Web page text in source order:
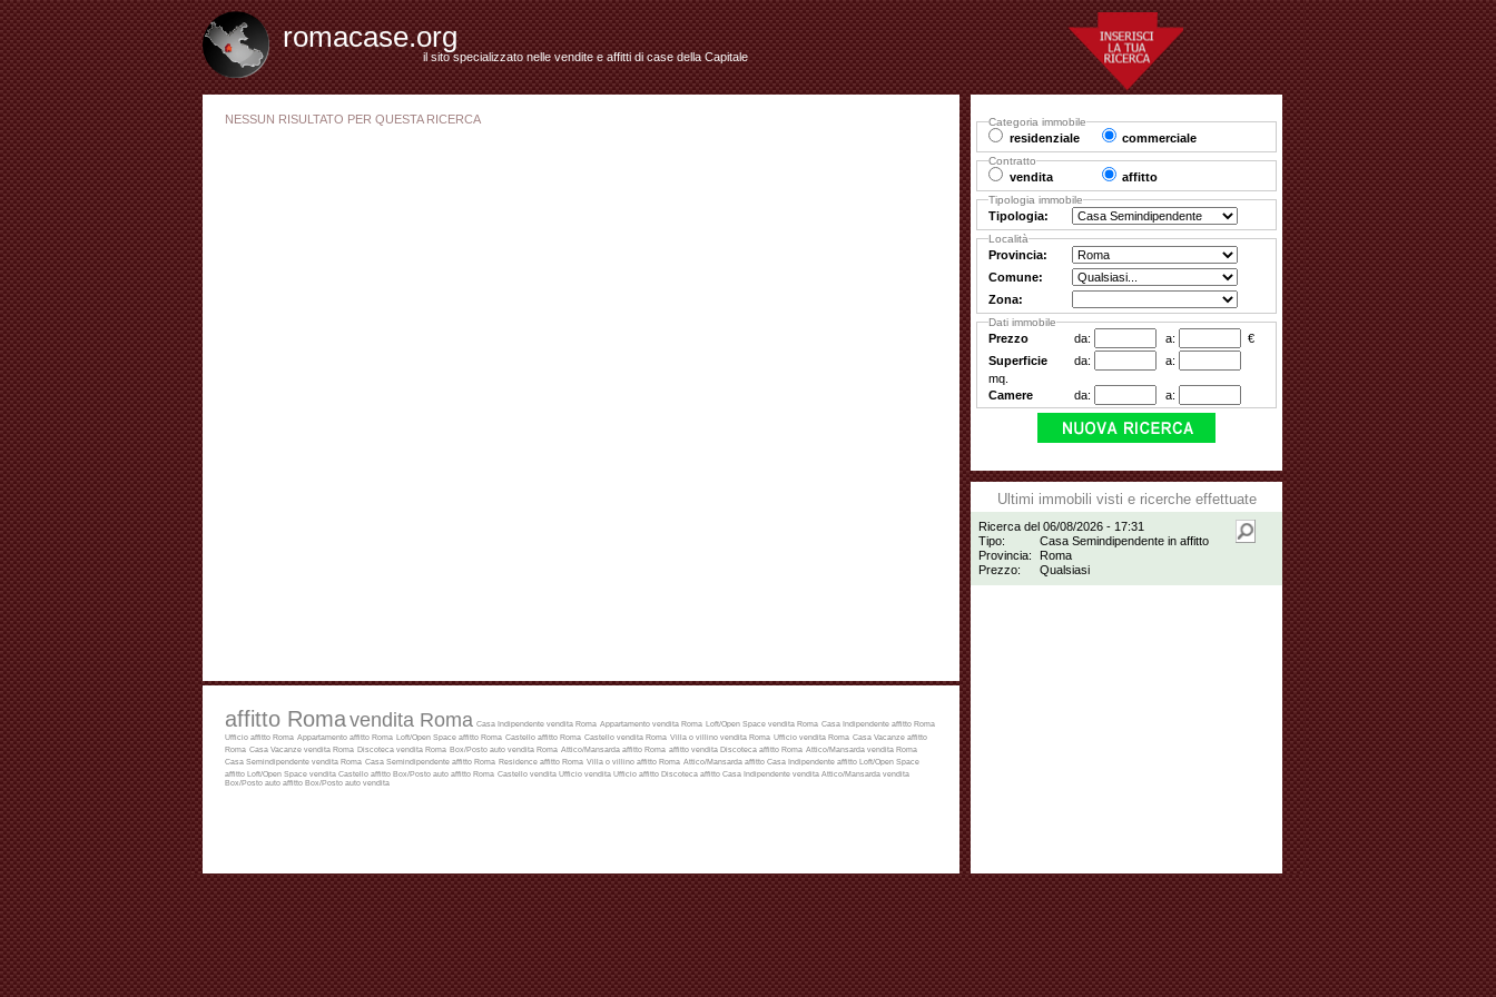
romacase.org
il sito specializzato nelle vendite e affitti di case della Capitale
NESSUN RISULTATO PER QUESTA RICERCA
affitto Romavendita Roma Casa Indipendente vendita Roma Appartamento vendita Roma Loft/Open Space vendita Roma Casa Indipendente affitto Roma
Ufficio affitto Roma Appartamento affitto Roma Loft/Open Space affitto Roma Castello affitto Roma Castello vendita Roma Villa o villino vendita Roma Ufficio vendita Roma Casa Vacanze affitto
Roma Casa Vacanze vendita Roma Discoteca vendita Roma Box/Posto auto vendita Roma Attico/Mansarda affitto Roma affitto vendita Discoteca affitto Roma Attico/Mansarda vendita Roma
Casa Semindipendente vendita Roma Casa Semindipendente affitto Roma Residence affitto Roma Villa o villino affitto Roma Attico/Mansarda affitto Casa Indipendente affitto
Loft/Open Space
affitto
Loft/Open Space vendita Castello affitto Box/Posto auto affitto Roma Castello vendita Ufficio vendita Ufficio affitto Discoteca affitto Casa Indipendente vendita Attico/Mansarda vendita
Box/Posto auto affitto Box/Posto auto vendita
Categoria immobile
residenziale commerciale
Contratto
vendita affitto
Tipologia immobile
Tipologia:
Località
Provincia:
Comune:
Zona:
Dati immobile
Prezzo da: a:
€
Superficie
da:
a:
mq.
Camere
da: a:
Ultimi immobili visti e ricerche effettuate
Ricerca del 06/08/2026 - 17:31
Tipo:
Casa Semindipendente in affitto
Provincia:
Roma
Prezzo:
Qualsiasi